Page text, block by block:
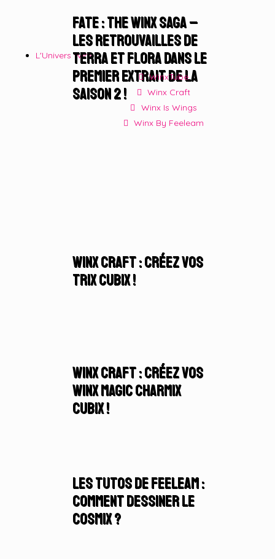
Fate : The Winx Saga –
Les retrouvailles de
Terra et Flora dans le
premier extrait de la
Saison 2 !
L'Univers Winx
WinxTube
Winx Craft
Winx Is Wings
Winx By Feeleam
Winx Craft : Créez vos
Trix Cubix !
Winx Craft : Créez vos
Winx Magic Charmix
Cubix !
Les Tutos de Feeleam :
Comment dessiner le
Cosmix ?